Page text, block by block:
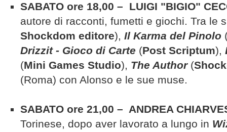
SABATO ore 18,00 – LUIGI "BIGIO"
autore di racconti, fumetti e giochi. Tra le
Shockdom editore), Il Karma del Pinolo
Drizzit - Gioco di Carte (Post Scriptum),
(Mini Games Studio), The Author(
(Roma) con Alonso e le sue muse.
SABATO ore 21,00 – ANDREA
Torinese, dopo aver lavorato a lungo in